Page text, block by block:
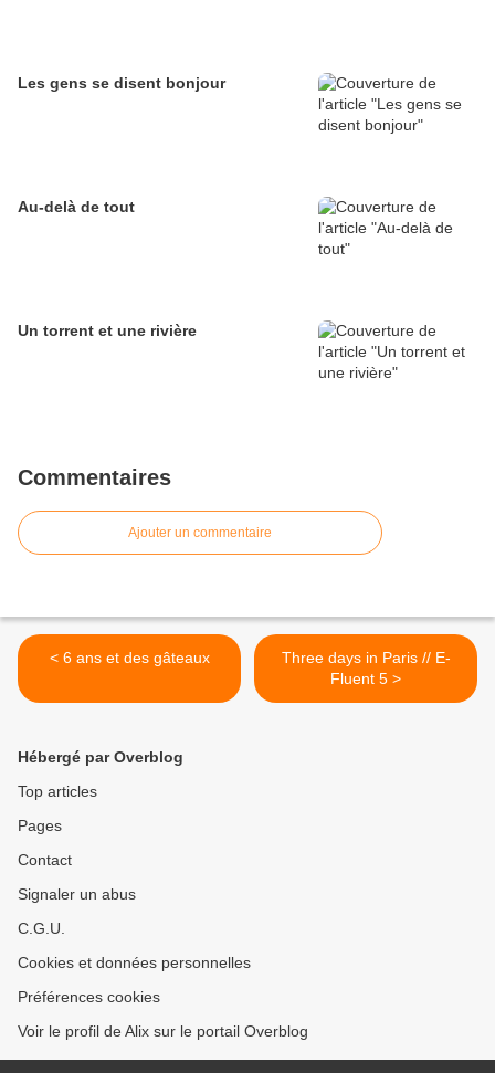
Les gens se disent bonjour
Au-delà de tout
Un torrent et une rivière
Commentaires
Ajouter un commentaire
< 6 ans et des gâteaux
Three days in Paris // E-
Fluent 5 >
Hébergé par Overblog
Top articles
Pages
Contact
Signaler un abus
C.G.U.
Cookies et données personnelles
Préférences cookies
Voir le profil de Alix sur le portail Overblog